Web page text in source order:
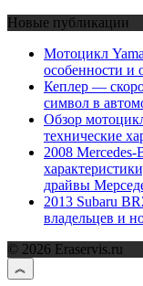
Новые публикации
Мотоцикл
особенности и
Кеплер —
символ в
Обзор
технические
2008
драйвы
2013 Subaru
владельцев и
© 2026 Eraservis.ru